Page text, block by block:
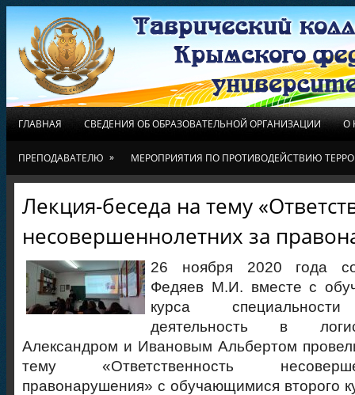
ГЛАВНАЯ СВЕДЕНИЯ ОБ ОБРАЗОВАТЕЛЬНОЙ ОРГАНИЗАЦИИ О
ПРЕПОДАВАТЕЛЮ » МЕРОПРИЯТИЯ ПО ПРОТИВОДЕЙСТВИЮ
Лекция-беседа на тему
несовершеннолетних за
26 ноября 2020 года
Федяев М.И. вместе с
курса
деятельность в
Александром и Ивановым Альбертом
тему «Ответственность
правонарушения» с обучающимися второго